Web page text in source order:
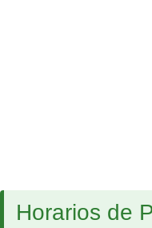
Horarios de